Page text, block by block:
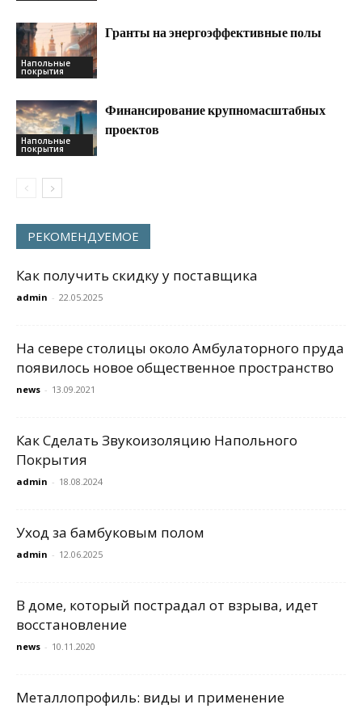
Напольные
покрытия
Гранты на энергоэффективные полы
Напольные
покрытия
Финансирование крупномасштабных
проектов
РЕКОМЕНДУЕМОЕ
Как получить скидку у поставщика
admin - 22.05.2025
На севере столицы около Амбулаторного пруда
появилось новое общественное пространство
news - 13.09.2021
Как Сделать Звукоизоляцию Напольного
Покрытия
admin - 18.08.2024
Уход за бамбуковым полом
admin - 12.06.2025
В доме, который пострадал от взрыва, идет
восстановление
news - 10.11.2020
Металлопрофиль: виды и применение